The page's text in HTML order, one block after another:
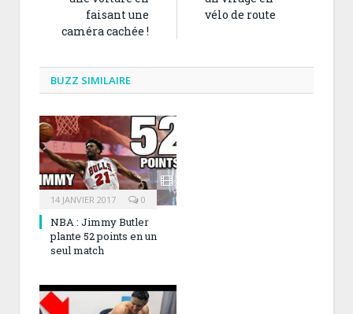
faisant une
caméra cachée !
vélo de route
BUZZ SIMILAIRE
14 JANVIER 2017 0
NBA : Jimmy Butler
plante 52 points en un
seul match